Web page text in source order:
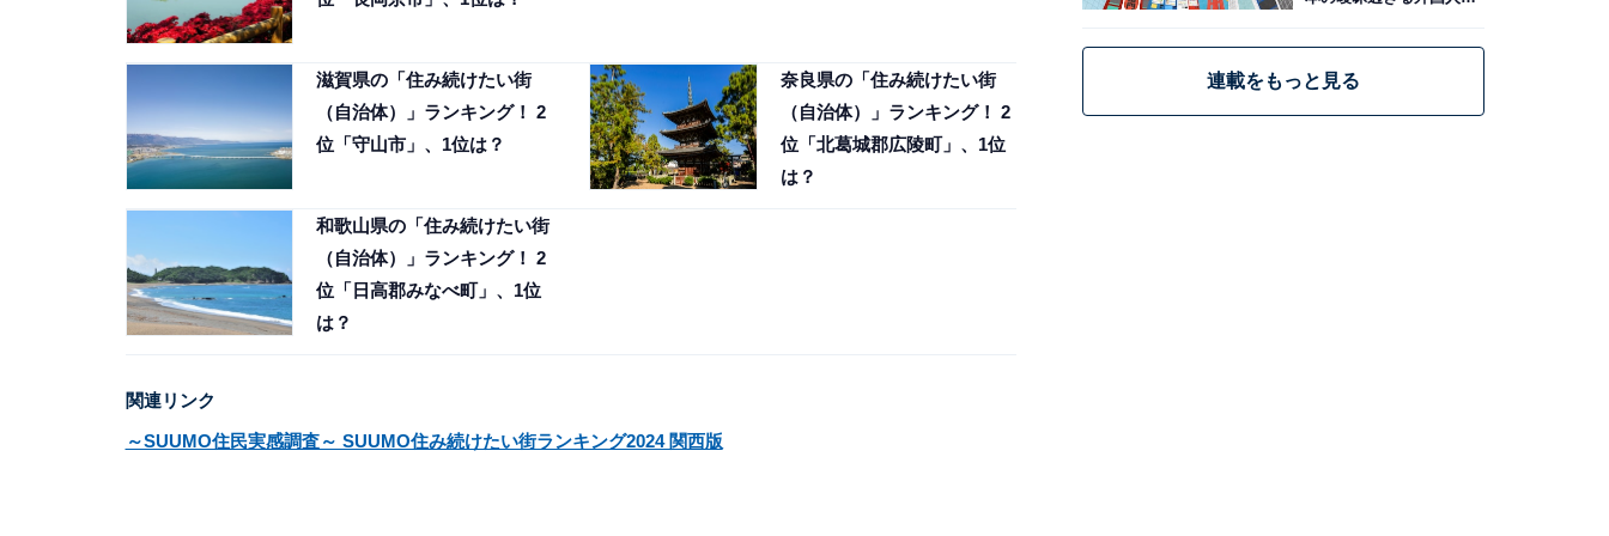
滋賀県の「住み続けたい街
（自治体）」ランキング！ 2
位「守山市」、1位は？
奈良県の「住み続けたい街
（自治体）」ランキング！ 2
位「北葛城郡広陵町」、1位
は？
和歌山県の「住み続けたい街
（自治体）」ランキング！ 2
位「日高郡みなべ町」、1位
は？
関連リンク
～SUUMO住民実感調査～ SUUMO住み続けたい街ランキング2024 関西版
連載をもっと見る